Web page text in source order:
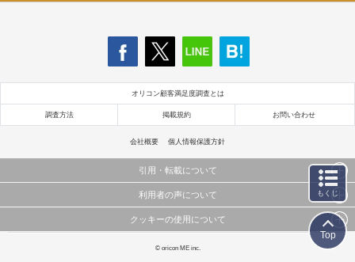
オリコン顧客満足度調査とは
調査方法 掲載規約 お問い合わせ
会社概要 個人情報保護方針
引用・転載について
当サイトで公開されている情報（文字、写真、イラスト、画像データ等）及びこれらの配置・
これらの情報を権利者の許可なく無断転載・複製などの二次利用を行うことは固く禁じており
利用者の声について
当サイトに掲載している内容はすべてサービスの利用者が提出された見解・感想です。
弊社の見解・ 意見ではないことをご理解いただいた上でご覧ください。
クッキーの使用について
このサイトでは Cookie を使用して、ユーザーに合わせたコンテンツや広告の表示、ソーシャル
© oricon ME inc.
もくじ
Top